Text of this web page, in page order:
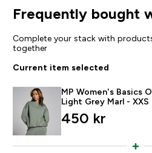
Frequently bought
Complete your stack with
together
Current item selected
MP Women's Basics
Light Grey Marl - XXS
450 kr‎